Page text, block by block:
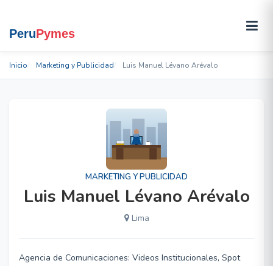
Inicio Marketing y Publicidad Luis Manuel Lévano Arévalo
MARKETING Y PUBLICIDAD
Luis Manuel Lévano Arévalo
Lima
Agencia de Comunicaciones: Videos Institucionales, Spot